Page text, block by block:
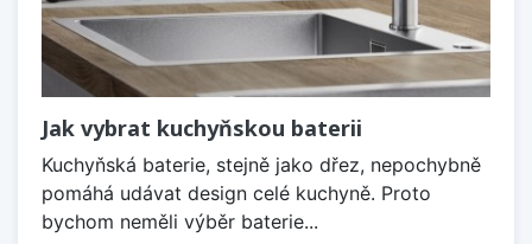
Jak vybrat kuchyňskou baterii
Kuchyňská baterie, stejně jako dřez, nepochybně
pomáhá udávat design celé kuchyně. Proto
bychom neměli výběr baterie...